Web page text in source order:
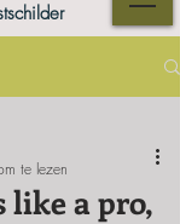
like a pro,
te lezen